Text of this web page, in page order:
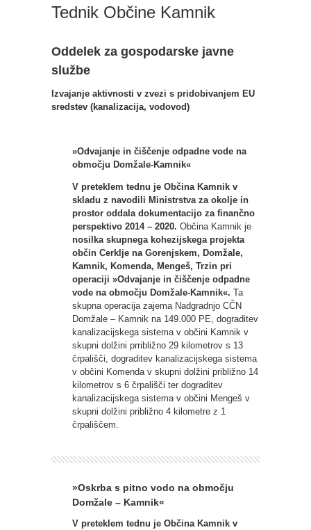
Tednik Občine Kamnik
Oddelek za gospodarske javne
službe
Izvajanje aktivnosti v zvezi s pridobivanjem EU
sredstev (kanalizacija, vodovod)
»Odvajanje in čiščenje odpadne vode na
območju Domžale-Kamnik«
V preteklem tednu je Občina Kamnik v
skladu z navodili Ministrstva za okolje in
prostor oddala dokumentacijo za finančno
perspektivo 2014 – 2020. Občina Kamnik je
nosilka skupnega kohezijskega projekta
občin Cerklje na Gorenjskem, Domžale,
Kamnik, Komenda, Mengeš, Trzin pri
operaciji »Odvajanje in čiščenje odpadne
vode na območju Domžale-Kamnik«. Ta
skupna operacija zajema Nadgradnjo CČN
Domžale – Kamnik na 149.000 PE, dograditev
kanalizacijskega sistema v občini Kamnik v
skupni dolžini prribližno 29 kilometrov s 13
črpališči, dograditev kanalizacijskega sistema
v občini Komenda v skupni dolžini približno 14
kilometrov s 6 črpališči ter dograditev
kanalizacijskega sistema v občini Mengeš v
skupni dolžini približno 4 kilometre z 1
črpališčem.
»Oskrba s pitno vodo na območju
Domžale – Kamnik«
V preteklem tednu je Občina Kamnik v